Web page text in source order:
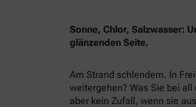
Sonne, Chlor, Salzwasser:
glänzenden Seite.
Am Strand schlendern. In
weitergehen? Was Sie bei
aber kein Zufall, wenn sie